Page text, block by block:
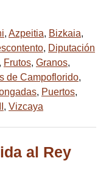
, Azpeitia, Bizkaia,
, Diputación
Frutos, Granos,
de Campoflorido,
, Puertos,
, Vizcaya
al Rey